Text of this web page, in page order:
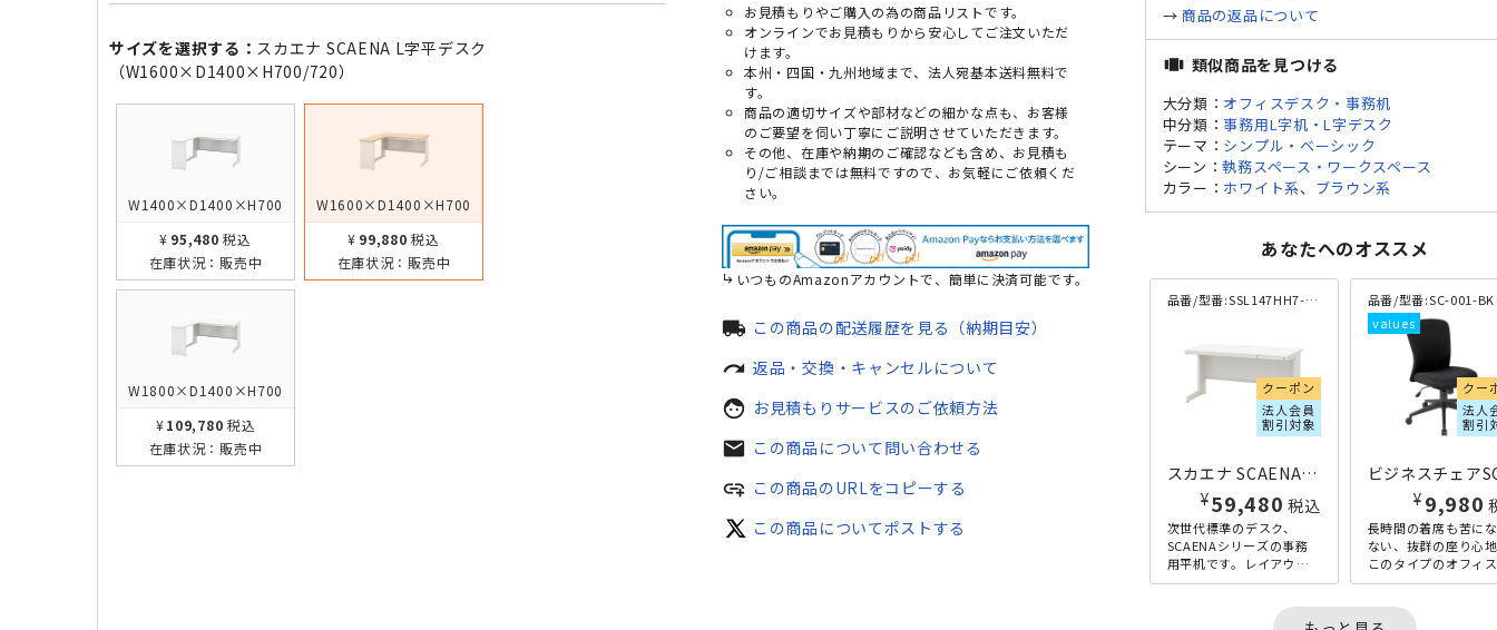
サイズを選択する： スカエナ SCAENA L字平デスク
（W1600×D1400×H700/720）
W1400×D1400×H700
¥95,480 税込
在庫状況： 販売中
W1600×D1400×H700
¥99,880 税込
在庫状況： 販売中
W1800×D1400×H700
¥109,780 税込
在庫状況： 販売中
お見積もりやご購入の為の商品リストです。
オンラインでお見積もりから安心してご注文いただ
けます。
本州・四国・九州地域まで、法人宛基本送料無料で
す。
商品の適切サイズや部材などの細かな点も、お客様
のご要望を伺い丁寧にご説明させていただきます。
その他、在庫や納期のご確認なども含め、お見積も
り/ご相談までは無料ですので、お気軽にご依頼くだ
さい。
いつものAmazonアカウントで、簡単に決済可能です。
local_shipping この商品の配送履歴を見る（納期目安）
redo 返品・交換・キャンセルについて
face お見積もりサービスのご依頼方法
mail この商品について問い合わせる
add_link この商品のURLをコピーする
この商品についてポストする
→ 商品の返品について
view_carousel 類似商品を見つける
大分類： オフィスデスク・事務机
中分類：事務用L字机・L字デスク
テーマ： シンプル・ベーシック
シーン：執務スペース・ワークスペース
カラー： ホワイト系、 ブラウン系
あなたへのオススメ
品番/型番:SSL147HH7-PW
クーポン
法人会員
割引対象
スカエナ SCAENA 平デスク W1400×D700×H700/720 ホワイト
¥59,480 税込
次世代標準のデスク、
SCAENAシリーズの事務
用平机です。レイアウト
し易い幅1400mmです
要な要素を追求した機能
品番/型番:SC-001-BK
クー
法人
割引
¥ 9,980
長時間の着席も苦に
ない、抜群の座り心
このタイプのオフィ
ェアとしては比較的
ティに妥協はありませ